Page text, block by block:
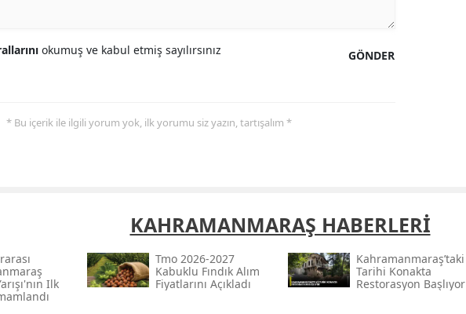
Ordu
Samsun
Siirt
Sinop
GÖNDER
okumuş ve kabul etmiş sayılırsınız
* Bu içerik ile ilgili yorum yok, ilk yorumu siz yazın, tartışalım *
KAHRAMANMARAŞ HABERLERİ
Ilk
Tmo 2026-2027
Kabuklu Fındık Alım
Fiyatlarını Açıkladı
Kahramanmaraş’taki
Tarihi Konakta
Restorasyon Başlıyor